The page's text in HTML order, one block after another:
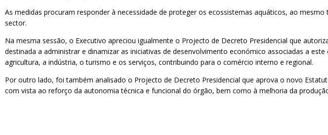
As medidas procuram responder à necessidade de proteger os ecossistemas aquáticos, ao
sector.
Na mesma sessão, o Executivo apreciou igualmente o Projecto de Decreto Presidencial que
destinada a administrar e dinamizar as iniciativas de desenvolvimento económico associadas a
agricultura, a indústria, o turismo e os serviços, contribuindo para o comércio interno e regional.
Por outro lado, foi também analisado o Projecto de Decreto Presidencial que aprova o novo
com vista ao reforço da autonomia técnica e funcional do órgão, bem como à melhoria da